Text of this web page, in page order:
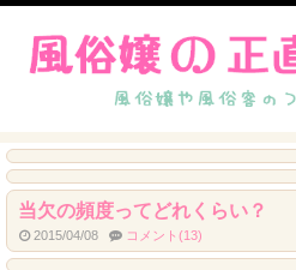
当欠の頻度ってどれくらい？
2015/04/08 コメント(13)